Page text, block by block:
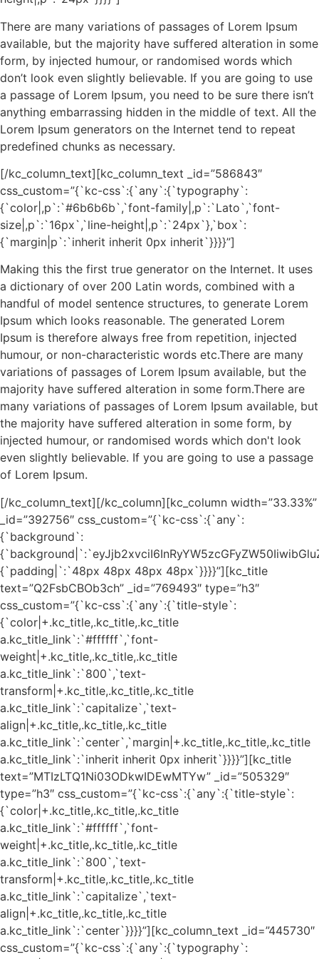
There are many variations of passages of Lorem Ipsum
available, but the majority have suffered alteration in some
form, by injected humour, or randomised words which
don’t look even slightly believable. If you are going to use
a passage of Lorem Ipsum, you need to be sure there isn’t
anything embarrassing hidden in the middle of text. All the
Lorem Ipsum generators on the Internet tend to repeat
predefined chunks as necessary.
[/kc_column_text][kc_column_text _id=”586843″
css_custom=”{`kc-css`:{`any`:{`typography`:
{`color|,p`:`#6b6b6b`,`font-family|,p`:`Lato`,`font-
size|,p`:`16px`,`line-height|,p`:`24px`},`box`:
{`margin|p`:`inherit inherit 0px inherit`}}}}”]
Making this the first true generator on the Internet. It uses
a dictionary of over 200 Latin words, combined with a
handful of model sentence structures, to generate Lorem
Ipsum which looks reasonable. The generated Lorem
Ipsum is therefore always free from repetition, injected
humour, or non-characteristic words etc.There are many
variations of passages of Lorem Ipsum available, but the
majority have suffered alteration in some form.There are
many variations of passages of Lorem Ipsum available, but
the majority have suffered alteration in some form, by
injected humour, or randomised words which don't look
even slightly believable. If you are going to use a passage
of Lorem Ipsum.
[/kc_column_text][/kc_column][kc_column width=”33.33%”
_id=”392756″ css_custom=”{`kc-css`:{`any`:
{`background`:
{`padding|`:`48px 48px 48px 48px`}}}}”][kc_title
text=”Q2FsbCBOb3ch” _id=”769493″ type=”h3″
css_custom=”{`kc-css`:{`any`:{`title-style`:
{`color|+.kc_title,.kc_title,.kc_title
a.kc_title_link`:`#ffffff`,`font-
weight|+.kc_title,.kc_title,.kc_title
a.kc_title_link`:`800`,`text-
transform|+.kc_title,.kc_title,.kc_title
a.kc_title_link`:`capitalize`,`text-
align|+.kc_title,.kc_title,.kc_title
a.kc_title_link`:`center`,`margin|+.kc_title,.kc_title,.kc_title
a.kc_title_link`:`inherit inherit 0px inherit`}}}}”][kc_title
text=”MTIzLTQ1Ni03ODkwIDEwMTYw” _id=”505329″
type=”h3″ css_custom=”{`kc-css`:{`any`:{`title-style`:
{`color|+.kc_title,.kc_title,.kc_title
a.kc_title_link`:`#ffffff`,`font-
weight|+.kc_title,.kc_title,.kc_title
a.kc_title_link`:`800`,`text-
transform|+.kc_title,.kc_title,.kc_title
a.kc_title_link`:`capitalize`,`text-
align|+.kc_title,.kc_title,.kc_title
a.kc_title_link`:`center`}}}}”][kc_column_text _id=”445730″
css_custom=”{`kc-css`:{`any`:{`typography`: